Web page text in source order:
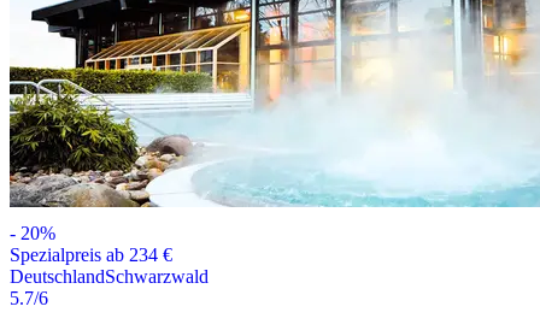
- 20%
Spezialpreis ab 234 €
DeutschlandSchwarzwald
5.7/6